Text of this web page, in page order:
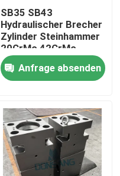
SB35 SB43
Hydraulischer Brecher
Zylinder Steinhammer
20CrMo 42CrMo
Vorderkopf Zylinder
DS13CAnfrage absenden